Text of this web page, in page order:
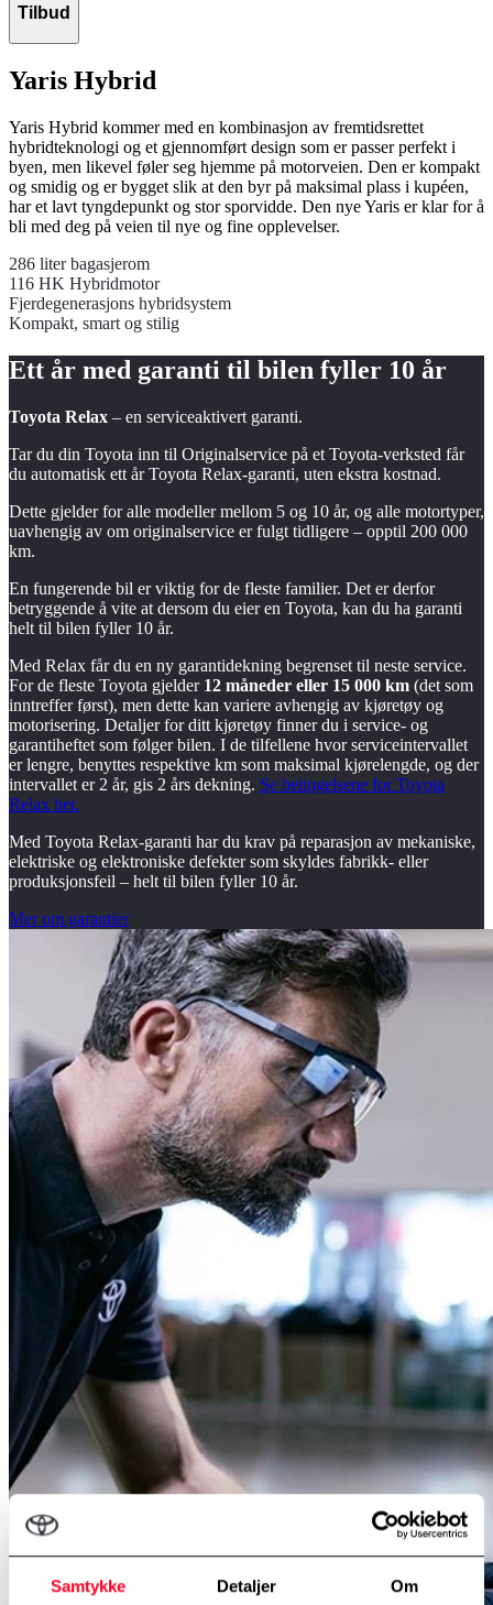
Samtykke Detaljer Om
Tilbud
Yaris Hybrid
Yaris Hybrid kommer med en kombinasjon av fremtidsrettet
hybridteknologi og et gjennomført design som er passer perfekt i
byen, men likevel føler seg hjemme på motorveien. Den er kompakt
og smidig og er bygget slik at den byr på maksimal plass i kupéen,
har et lavt tyngdepunkt og stor sporvidde. Den nye Yaris er klar for å
bli med deg på veien til nye og fine opplevelser.
286 liter bagasjerom
116 HK Hybridmotor
Fjerdegenerasjons hybridsystem
Kompakt, smart og stilig
Ett år med garanti til bilen fyller 10 år
Toyota Relax – en serviceaktivert garanti.
Tar du din Toyota inn til Originalservice på et Toyota-verksted får
du automatisk ett år Toyota Relax-garanti, uten ekstra kostnad.
Dette gjelder for alle modeller mellom 5 og 10 år, og alle motortyper,
uavhengig av om originalservice er fulgt tidligere – opptil 200 000
km.
En fungerende bil er viktig for de fleste familier. Det er derfor
betryggende å vite at dersom du eier en Toyota, kan du ha garanti
helt til bilen fyller 10 år.
Med Relax får du en ny garantidekning begrenset til neste service.
For de fleste Toyota gjelder 12 måneder eller 15 000 km (det som
inntreffer først), men dette kan variere avhengig av kjøretøy og
motorisering. Detaljer for ditt kjøretøy finner du i service- og
garantiheftet som følger bilen. I de tilfellene hvor serviceintervallet
er lengre, benyttes respektive km som maksimal kjørelengde, og der
intervallet er 2 år, gis 2 års dekning. Se betingelsene for Toyota
Relax her.
Med Toyota Relax-garanti har du krav på reparasjon av mekaniske,
elektriske og elektroniske defekter som skyldes fabrikk- eller
produksjonsfeil – helt til bilen fyller 10 år.
Mer om garantier